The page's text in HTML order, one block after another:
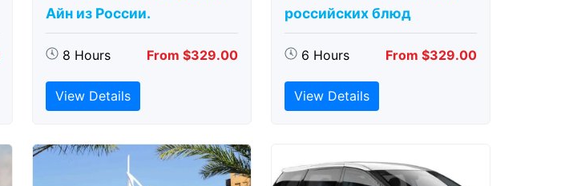
Айн из России.
8 Hours From $329.00
View Details
российских блюд
6 Hours From $329.00
View Details